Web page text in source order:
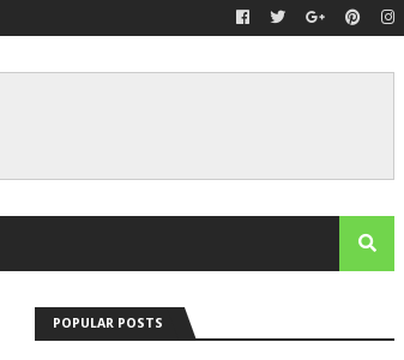
POPULAR POSTS